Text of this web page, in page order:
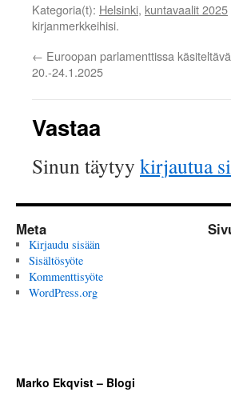
Kategoria(t): Helsinki, kuntavaalit 2025
kirjanmerkkeihisi.
← Euroopan parlamenttissa
20.-24.1.2025
Vastaa
Sinun täytyy kirjautua
Meta
Kirjaudu sisään
Sisältösyöte
Kommenttisyöte
WordPress.org
Marko Ekqvist – Blogi